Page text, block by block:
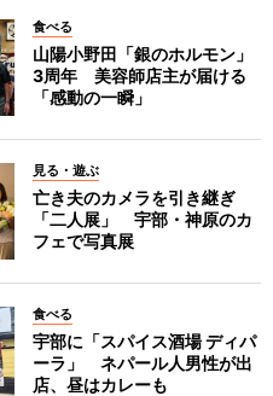
食べる
山陽小野田「銀のホルモン」
3周年 美容師店主が届ける
「感動の一瞬」
見る・遊ぶ
亡き夫のカメラを引き継ぎ
「二人展」 宇部・神原のカ
フェで写真展
食べる
宇部に「スパイス酒場 ディパ
ーラ」 ネパール人男性が出
店、昼はカレーも